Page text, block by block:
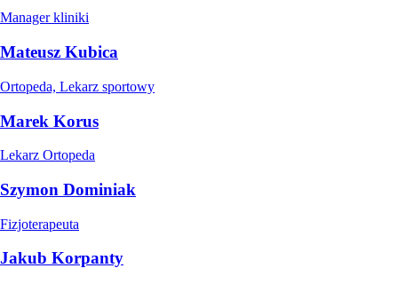
Manager kliniki
Mateusz Kubica
Ortopeda, Lekarz sportowy
Marek Korus
Lekarz Ortopeda
Szymon Dominiak
Fizjoterapeuta
Jakub Korpanty